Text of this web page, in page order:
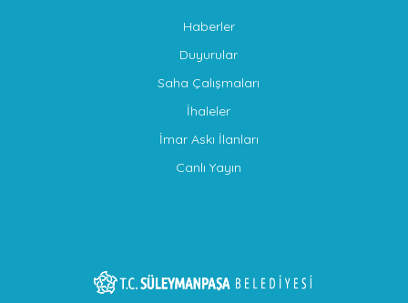
Haberler
Duyurular
Saha Çalışmaları
İhaleler
İmar Askı İlanları
Canlı Yayın